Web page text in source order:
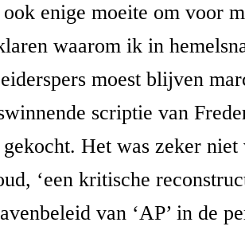
ook enige moeite om voor
waarom ik in
moest blijven
scriptie van
gekocht. Het was zeker niet
‘een kritische
van ‘AP’ in de